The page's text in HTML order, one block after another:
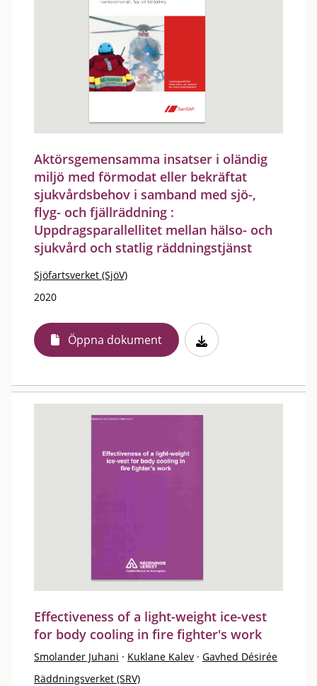
Aktörsgemensamma insatser i oländig
miljö med förmodat eller bekräftat
sjukvårdsbehov i samband med sjö-,
flyg- och fjällräddning :
Uppdragsparallellitet mellan hälso- och
sjukvård och statlig räddningstjänst
Sjöfartsverket (SjöV)
2020
Öppna dokument
Effectiveness of a light-weight ice-vest
for body cooling in fire fighter's work
Smolander Juhani · Kuklane Kalev · Gavhed Désirée
Räddningsverket (SRV)